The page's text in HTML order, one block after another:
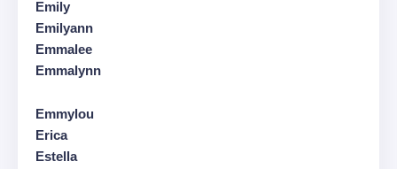
Emily
Emilyann
Emmalee
Emmalynn
Emmylou
Erica
Estella